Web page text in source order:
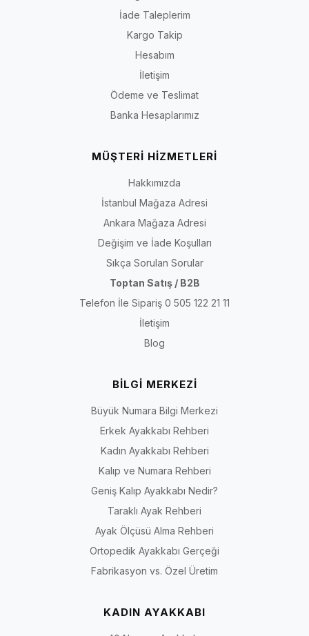
İade Taleplerim
Kargo Takip
Hesabım
İletişim
Ödeme ve Teslimat
Banka Hesaplarımız
MÜŞTERİ HİZMETLERİ
Hakkımızda
İstanbul Mağaza Adresi
Ankara Mağaza Adresi
Değişim ve İade Koşulları
Sıkça Sorulan Sorular
Toptan Satış / B2B
Telefon İle Sipariş 0 505 122 21 11
İletişim
Blog
BİLGİ MERKEZİ
Büyük Numara Bilgi Merkezi
Erkek Ayakkabı Rehberi
Kadın Ayakkabı Rehberi
Kalıp ve Numara Rehberi
Geniş Kalıp Ayakkabı Nedir?
Taraklı Ayak Rehberi
Ayak Ölçüsü Alma Rehberi
Ortopedik Ayakkabı Gerçeği
Fabrikasyon vs. Özel Üretim
KADIN AYAKKABI